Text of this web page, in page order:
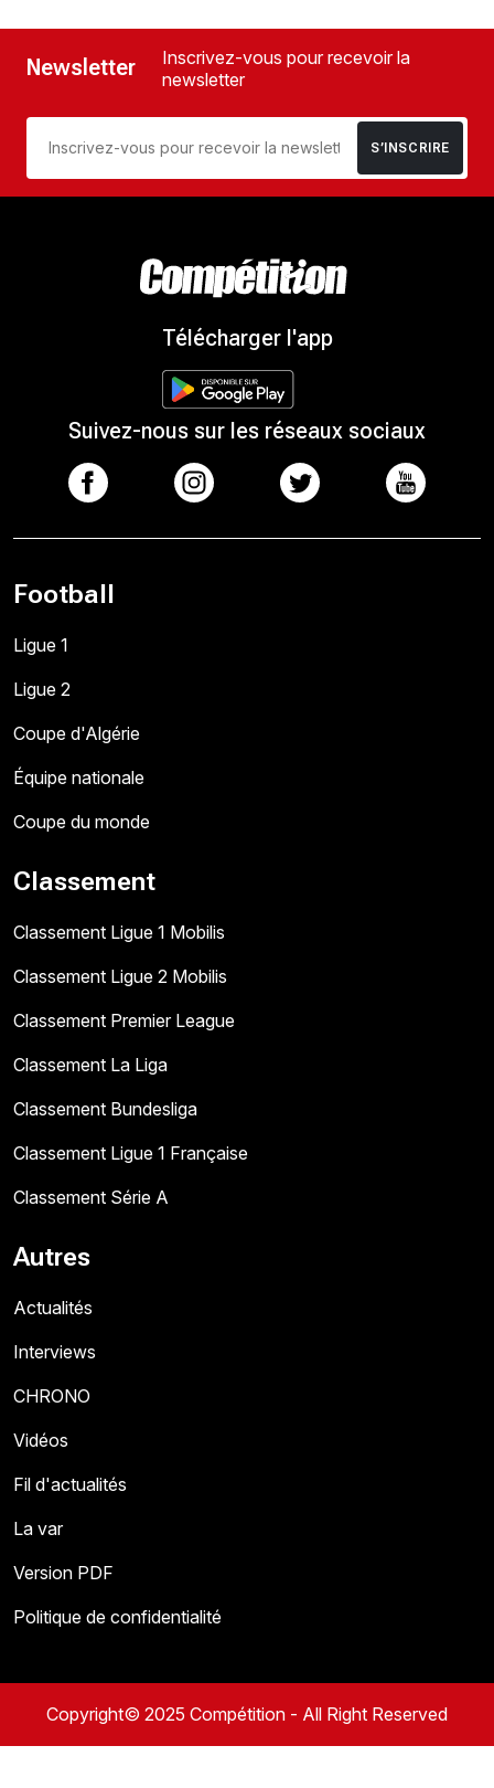
Newsletter
Inscrivez-vous pour recevoir la
newsletter
S’INSCRIRE
Télécharger l'app
Suivez-nous sur les réseaux sociaux
Football
Ligue 1
Ligue 2
Coupe d'Algérie
Équipe nationale
Coupe du monde
Classement
Classement Ligue 1 Mobilis
Classement Ligue 2 Mobilis
Classement Premier League
Classement La Liga
Classement Bundesliga
Classement Ligue 1 Française
Classement Série A
Autres
Actualités
Interviews
CHRONO
Vidéos
Fil d'actualités
La var
Version PDF
Politique de confidentialité
Copyright© 2025 Compétition - All Right Reserved